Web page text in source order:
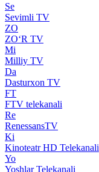
Se
Sevimli TV
ZO
ZO‘R TV
Mi
Milliy TV
Da
Dasturxon TV
FT
FTV telekanali
Re
RenessansTV
Ki
Kinoteatr HD Telekanali
Yo
Yoshlar Telekanali